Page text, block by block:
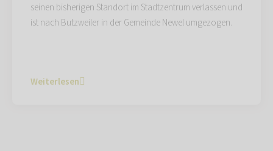
seinen bisherigen Standort im Stadtzentrum verlassen und
ist nach Butzweiler in der Gemeinde Newel umgezogen.
Weiterlesen